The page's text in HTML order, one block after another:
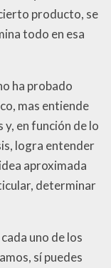
producto, se
todo en esa
ha probado
mas entiende
en función de lo
logra entender
aproximada
determinar
uno de los
sí puedes